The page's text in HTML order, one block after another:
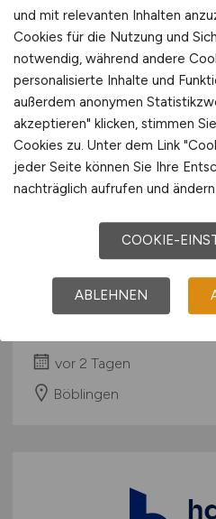
vor 2 Tagen
Neuburg
R&D Engineer
layer Digital/
vor 2 Tagen
Böblingen
und mit relevanten Inhalten
Cookies für die Nutzung und
notwendig, während andere
personalisierte Inhalte und
außerdem anonymen
akzeptieren" klicken, stimmen
Cookies zu. Unter dem Link
jeder Seite können Sie Ihre
nachträglich aufrufen und ändern.
COOKIE-
ABLEHNEN